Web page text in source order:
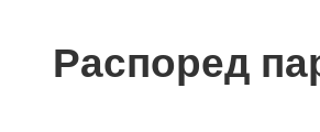
Распоред